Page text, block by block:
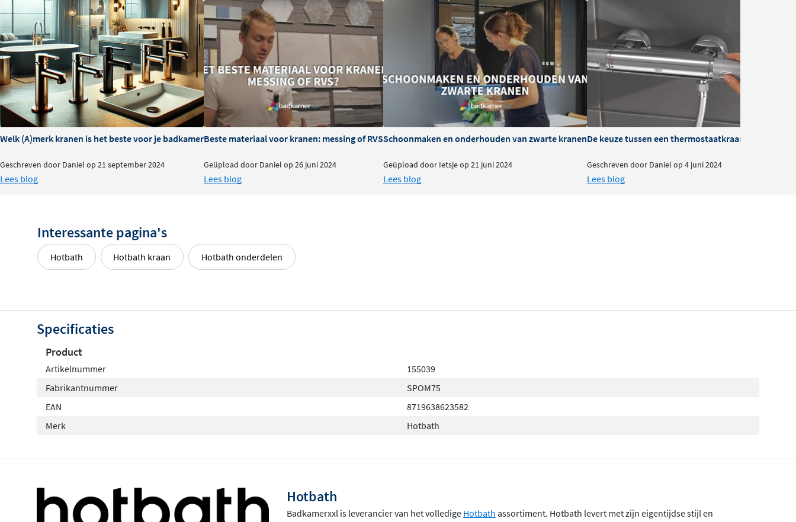
Welk (A)merk kranen is het beste voor je badkamer?
Geschreven door Daniel op 21 september 2024
Lees blog
Beste materiaal voor kranen: messing of RVS
Geüpload door Daniel op 26 juni 2024
Lees blog
Schoonmaken en onderhouden van zwarte kranen
Geüpload door Ietsje op 21 juni 2024
Lees blog
De keuze tussen een thermostaatkraan of
Geschreven door Daniel op 4 juni 2024
Lees blog
Interessante pagina's
Hotbath Hotbath kraan Hotbath onderdelen
Specificaties
Product
Artikelnummer
155039
Fabrikantnummer
SPOM75
EAN
8719638623582
Merk
Hotbath
Hotbath
Badkamerxxl is leverancier van het volledige Hotbath assortiment. Hotbath levert met zijn eigentijdse stijl en